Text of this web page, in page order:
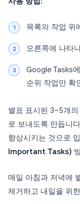
목록의 작업 위
오른쪽에 나타
Google Tasks
순위 작업만 확
별표 표시된 3~5개
로 보내도록 만듭니
향상시키는 것으로
Important Tasks)
매일 아침과 저녁에
제거하고 내일을 위